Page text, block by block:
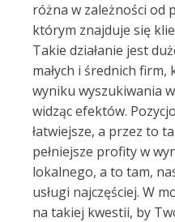
różna w zależności od
którym znajduje się
Takie działanie jest
małych i średnich
wyniku wyszukiwania
widząc efektów.
łatwiejsze, a przez to
pełniejsze profity w
lokalnego, a to tam,
usługi najczęściej. W
na takiej kwestii, by